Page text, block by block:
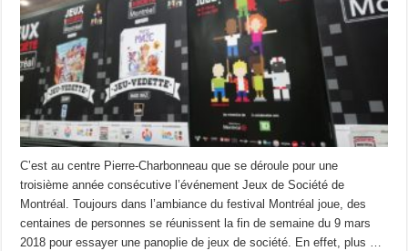
C’est au centre Pierre-Charbonneau que se déroule pour une
troisième année consécutive l’événement Jeux de Société de
Montréal. Toujours dans l’ambiance du festival Montréal joue, des
centaines de personnes se réunissent la fin de semaine du 9 mars
2018 pour essayer une panoplie de jeux de société. En effet, plus …